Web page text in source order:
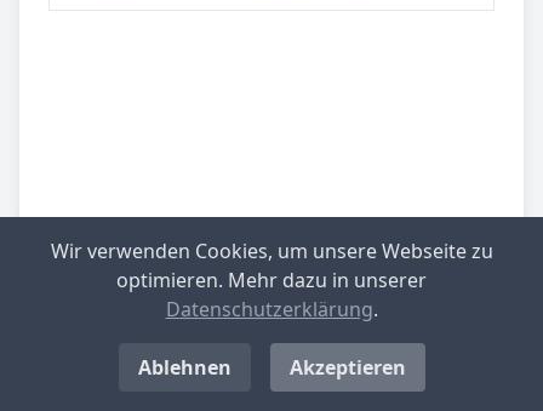
Wir verwenden Cookies, um unsere Webseite zu
optimieren. Mehr dazu in unserer
Datenschutzerklärung.
Ablehnen Akzeptieren